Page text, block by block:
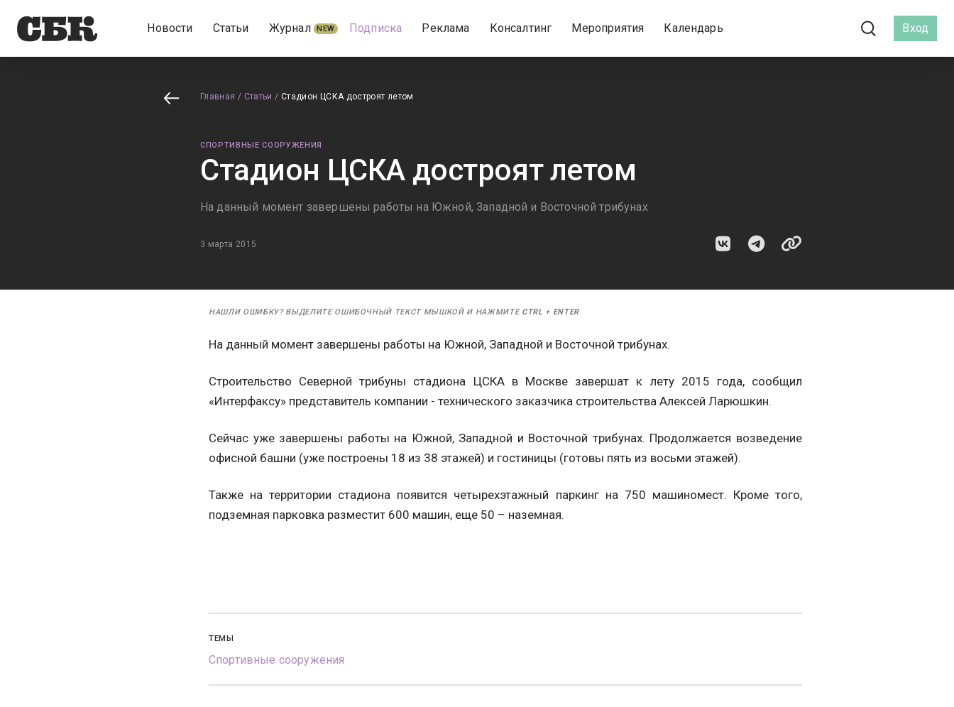
Новости Статьи Журнал NEW Подписка Реклама Консалтинг Мероприятия Календарь Вход
Главная / Статьи / Стадион ЦСКА достроят летом
СПОРТИВНЫЕ СООРУЖЕНИЯ
Стадион ЦСКА достроят летом
На данный момент завершены работы на Южной, Западной и Восточной трибунах
3 марта 2015
НАШЛИ ОШИБКУ? ВЫДЕЛИТЕ ОШИБОЧНЫЙ ТЕКСТ МЫШКОЙ И НАЖМИТЕ CTRL + ENTER
На данный момент завершены работы на Южной, Западной и Восточной трибунах.
Строительство Северной трибуны стадиона ЦСКА в Москве завершат к лету 2015 года, сообщил
«Интерфаксу» представитель компании - технического заказчика строительства Алексей Ларюшкин.
Сейчас уже завершены работы на Южной, Западной и Восточной трибунах. Продолжается возведение
офисной башни (уже построены 18 из 38 этажей) и гостиницы (готовы пять из восьми этажей).
Также на территории стадиона появится четырехэтажный паркинг на 750 машиномест. Кроме того,
подземная парковка разместит 600 машин, еще 50 – наземная.
ТЕМЫ
Спортивные сооружения